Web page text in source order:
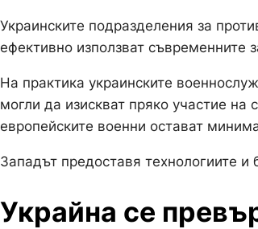
Украинските подразделения за
ефективно използват съвременните
На практика украинските
могли да изискват пряко участие
европейските военни остават
Западът предоставя технологиите
Украйна се